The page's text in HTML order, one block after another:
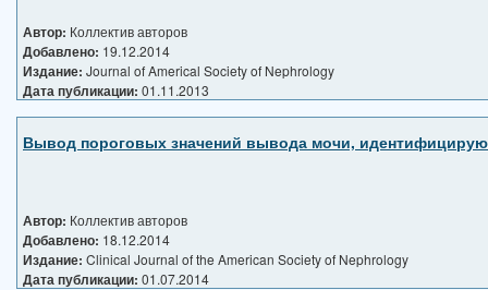
Автор: Коллектив авторов
Добавлено: 19.12.2014
Издание: Journal of Americal Society of Nephrology
Дата публикации: 01.11.2013
Вывод пороговых значений вывода мочи,
Автор: Коллектив авторов
Добавлено: 18.12.2014
Издание: Clinical Journal of the American Society of Nephrology
Дата публикации: 01.07.2014